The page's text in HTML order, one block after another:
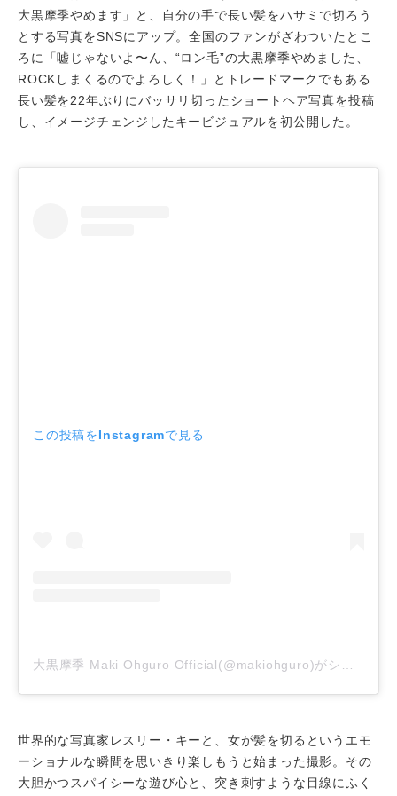
大黒摩季やめます」と、自分の手で長い髪をハサミで切ろう
とする写真をSNSにアップ。全国のファンがざわついたとこ
ろに「嘘じゃないよ〜ん、“ロン毛”の大黒摩季やめました、
ROCKしまくるのでよろしく！」とトレードマークでもある
長い髪を22年ぶりにバッサリ切ったショートヘア写真を投稿
し、イメージチェンジしたキービジュアルを初公開した。
この投稿をInstagramで見る
大黒摩季 Maki Ohguro Official(@makiohguro)がシェアした投稿
世界的な写真家レスリー・キーと、女が髪を切るというエモ
ーショナルな瞬間を思いきり楽しもうと始まった撮影。その
大胆かつスパイシーな遊び心と、突き刺すような目線にふく